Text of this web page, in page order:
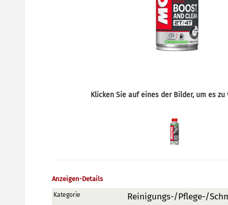
Klicken Sie auf eines der Bilder, um es zu
Anzeigen-Details
Kategorie Reinigungs-/Pflege-/